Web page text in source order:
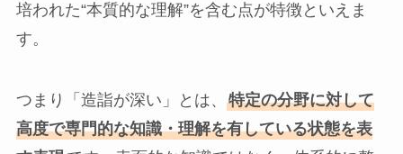
培われた“本質的な理解”を含む点が特徴といえま
す。
つまり「造詣が深い」とは、 特定の分野に対して
高度で専門的な知識・理解を有している状態を表